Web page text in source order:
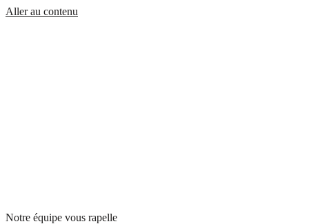
Aller au contenu
Notre équipe vous rapelle